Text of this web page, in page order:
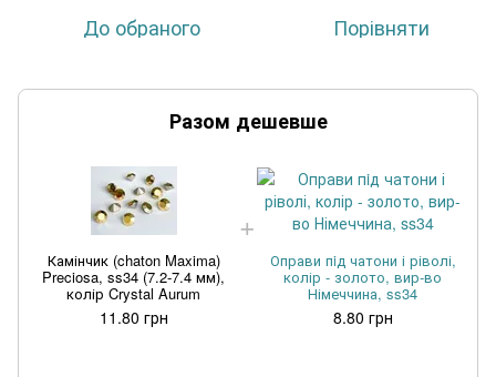
До обраного Порівняти
Разом дешевше
Камінчик (chaton Maxima)
Preciosa, ss34 (7.2-7.4 мм),
колір Crystal Aurum
11.80 грн
Оправи пiд чатони і ріволі,
колір - золото, вир-во
Німеччина, ss34
8.80 грн